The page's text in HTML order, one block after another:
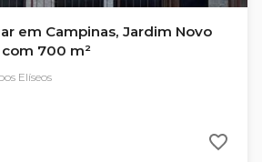
em Campinas, Jardim Novo
com 700 m²
Elíseos